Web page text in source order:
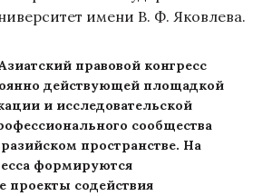
имени В. Ф. Яковлева.
правовой конгресс
действующей площадкой
и исследовательской
сообщества
пространстве. На
формируются
проекты содействия